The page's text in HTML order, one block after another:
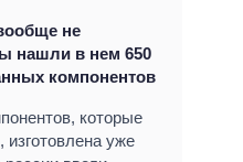
не
нашли в нем 650
компонентов
которые
уже